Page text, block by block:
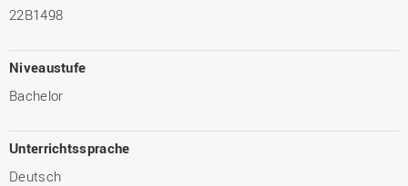
22B1498
Niveaustufe
Bachelor
Unterrichtssprache
Deutsch